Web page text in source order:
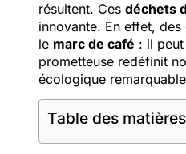
résultent. Ces déchets
innovante. En effet, des
le marc de café : il
prometteuse redéfinit
écologique
Table des matières